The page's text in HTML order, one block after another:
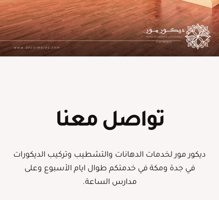
تواصل معنا
ديكور مور لخدمات الدهانات والتشطيب وتركيب الديكورات
في جدة ومكة في خدمتكم طوال ايام الأسبوع وعلى
مدارس الساعة.